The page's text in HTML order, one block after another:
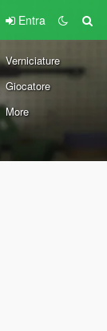
Entra
Verniciature
Giocatore
More